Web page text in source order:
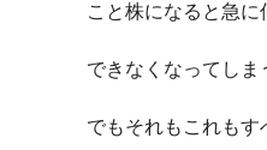
こと株になると急
できなくなってしま
でもそれもこれもす